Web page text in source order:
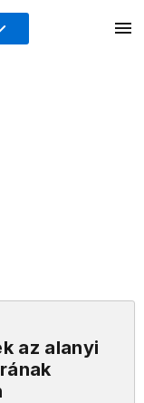
az alanyi